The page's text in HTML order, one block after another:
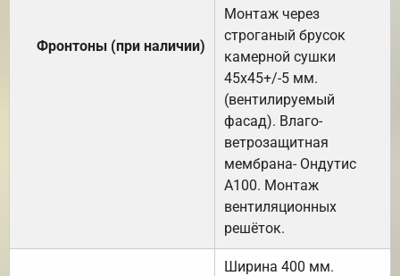
Фронтоны (при наличии)
Монтаж через
строганый брусок
камерной сушки
45х45+/-5 мм.
(вентилируемый
фасад). Влаго-
ветрозащитная
мембрана- Ондутис
А100. Монтаж
вентиляционных
решёток.
Ширина 400 мм.